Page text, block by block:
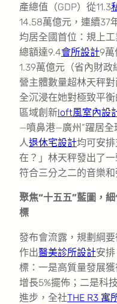
產總值（GDP）從11.3
14.58萬億元，連續37
均居全國首位：規上
總額達9.4會所設計9萬
1.39萬億元（省內財
營主體數量超林天秤
全沉浸在她對極致平
區域創新loft風室內設
—噴鼻港—廣州”躍居
人退休宅設計均可安
在？」林天秤發出了
符合三分之二的音樂和
聚焦“十五五”藍圖，
標
發布會流露，規劃綱
作出醫美診所設計安
標：一是高質量發展
增長5%擺佈；二是科
進步，全社THE R3 寓